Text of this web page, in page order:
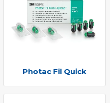
Photac Fil Quick